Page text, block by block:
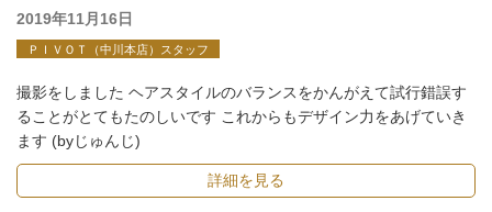
投
稿
2019年11月16日
ＰＩＶＯＴ（中川本店）スタッフ
撮影をしました ヘアスタイルのバランスをかんがえて試行錯誤す
ることがとてもたのしいです これからもデザイン力をあげていき
ます (byじゅんじ)
詳細を見る